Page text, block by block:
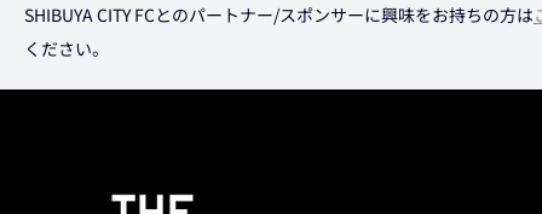
SHIBUYA CITY FCとのパートナー/スポンサーに興味をお持ちの方は
ください。